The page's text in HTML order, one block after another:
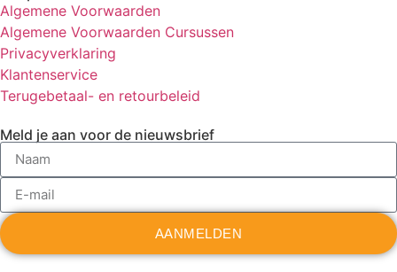
Algemene Voorwaarden
Algemene Voorwaarden Cursussen
Privacyverklaring
Klantenservice
Terugebetaal- en retourbeleid
Meld je aan voor de nieuwsbrief
AANMELDEN